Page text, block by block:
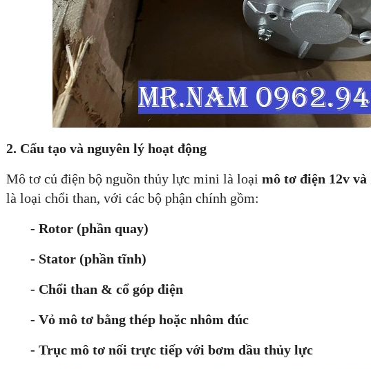
2. Cấu tạo và nguyên lý hoạt động
Mô tơ củ điện bộ nguồn thủy lực mini là loại mô tơ điện 12v
là loại chổi than, với các bộ phận chính gồm:
- Rotor (phần quay)
- Stator (phần tĩnh)
- Chổi than & cổ góp điện
- Vỏ mô tơ bằng thép hoặc nhôm đúc
- Trục mô tơ nối trực tiếp với bơm dầu thủy lực